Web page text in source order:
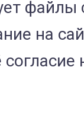
файлы
на